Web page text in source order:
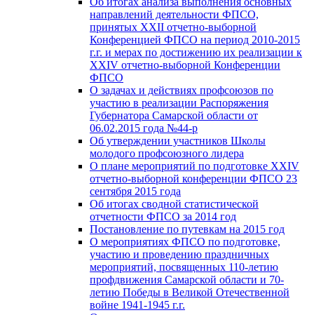
направлений деятельности ФПСО,
принятых XXII отчетно-выборной
Конференцией ФПСО на период 2010-2015
г.г. и мерах по достижению их реализации к
XXIV отчетно-выборной Конференции
ФПСО
О задачах и действиях профсоюзов по
участию в реализации Распоряжения
Губернатора Самарской области от
06.02.2015 года №44-р
Об утверждении участников Школы
молодого профсоюзного лидера
О плане мероприятий по подготовке XXIV
отчетно-выборной конференции ФПСО 23
сентября 2015 года
Об итогах сводной статистической
отчетности ФПСО за 2014 год
Постановление по путевкам на 2015 год
О мероприятиях ФПСО по подготовке,
участию и проведению праздничных
мероприятий, посвященных 110-летию
профдвижения Самарской области и 70-
летию Победы в Великой Отечественной
войне 1941-1945 г.г.